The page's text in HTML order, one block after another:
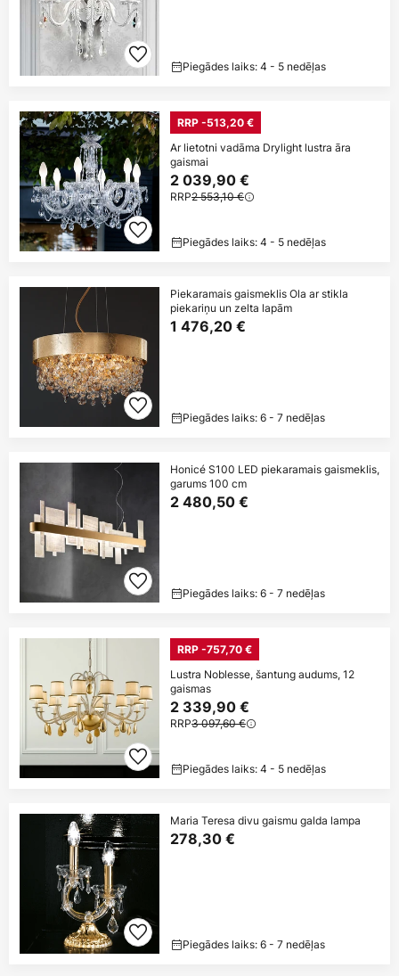
Piegādes laiks: 4 - 5 nedēļas
RRP -513,20 €
Ar lietotni vadāma Drylight lustra āra
gaismai
2 039,90 €
RRP2 553,10 €
Piegādes laiks: 4 - 5 nedēļas
Piekaramais gaismeklis Ola ar stikla
piekariņu un zelta lapām
1 476,20 €
Piegādes laiks: 6 - 7 nedēļas
Honicé S100 LED piekaramais gaismeklis,
garums 100 cm
2 480,50 €
Piegādes laiks: 6 - 7 nedēļas
RRP -757,70 €
Lustra Noblesse, šantung audums, 12
gaismas
2 339,90 €
RRP3 097,60 €
Piegādes laiks: 4 - 5 nedēļas
Maria Teresa divu gaismu galda lampa
278,30 €
Piegādes laiks: 6 - 7 nedēļas